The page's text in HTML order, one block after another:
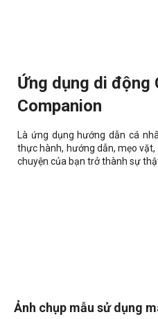
Ứng dụng di động
Companion
Là ứng dụng hướng dẫn cá
thực hành, hướng dẫn, mẹo
chuyện của bạn trở thành sự
Ảnh chụp mẫu sử dụng